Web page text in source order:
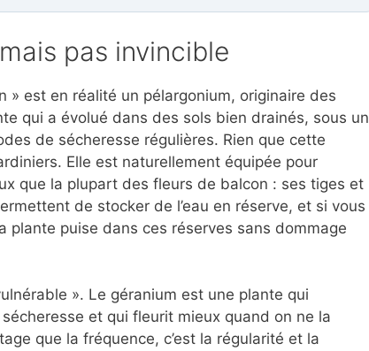
pas invincible
» est en réalité un pélargonium, originaire des
qui a évolué dans des sols bien drainés, sous un
de sécheresse régulières. Rien que cette
Elle est naturellement équipée pour
que la plupart des fleurs de balcon : ses tiges et
de stocker de l’eau en réserve, et si vous
plante puise dans ces réserves sans dommage
». Le géranium est une plante qui
et qui fleurit mieux quand on ne la
que la fréquence, c’est la régularité et la